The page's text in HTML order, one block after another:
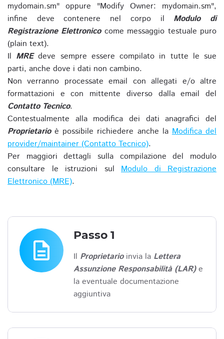
mydomain.sm" oppure "Modify Owner: mydomain.sm",
infine deve contenere nel corpo il Modulo di
Registrazione Elettronicocome messaggio testuale puro
(plain text).
Il MREdeve sempre essere compilato in tutte le sue
parti, anche dove i dati non cambino.
Non verranno processate email con allegati e/o altre
formattazioni e con mittente diverso dalla email del
Contatto Tecnico.
Contestualmente alla modifica dei dati anagrafici del
Proprietarioè possibile richiedere anche laModifica del
provider/maintainer (Contatto Tecnico).
Per maggiori dettagli sulla compilazione del modulo
consultare le istruzioni sul Modulo di Registrazione
Elettronico (MRE).
description
Passo 1
Il Proprietarioinvia la Lettera
Assunzione Responsabilità (LAR)e
la eventuale documentazione
aggiuntiva